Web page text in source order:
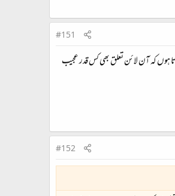
#151
ہوں کہ آن لائن تعلق بھی کس قدر عجیب
#152